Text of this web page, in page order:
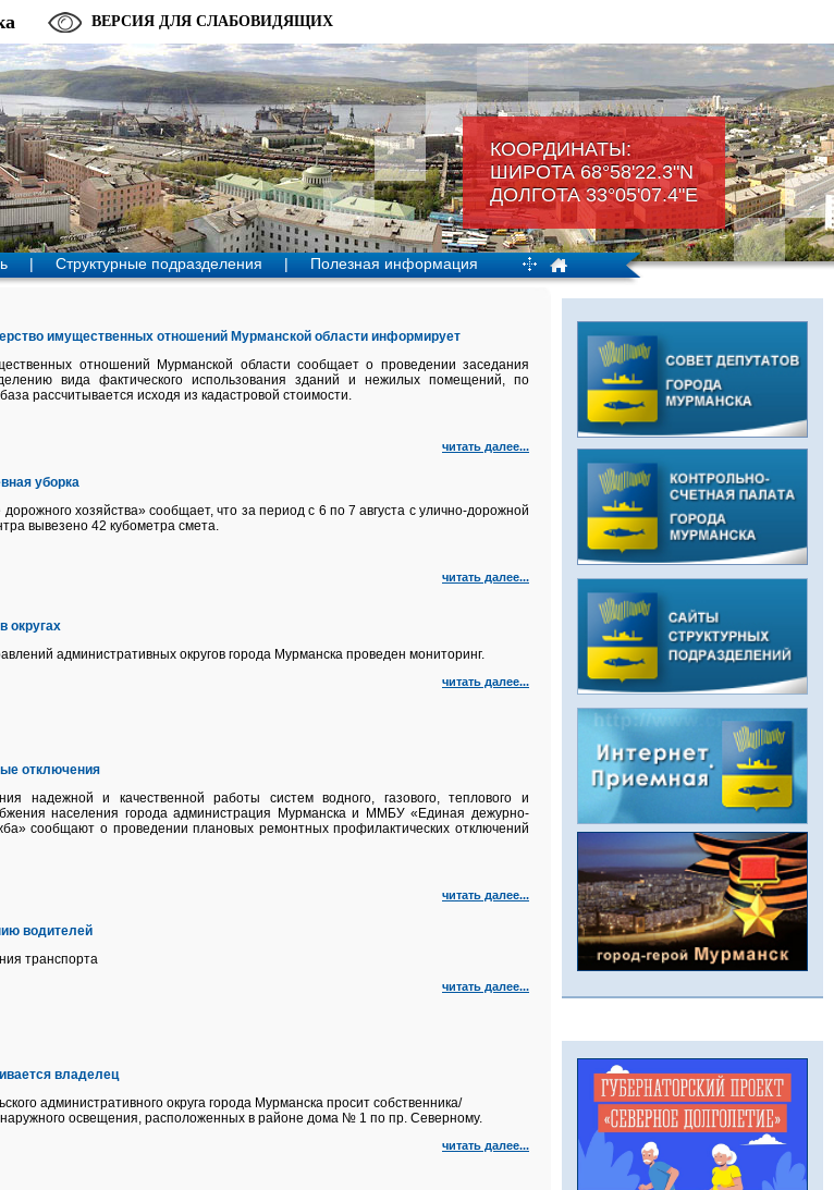
КООРДИНАТЫ:
ШИРОТА 68°58'22.3"N
ДОЛГОТА 33°05'07.4"Е
ВЕРСИЯ ДЛЯ СЛАБОВИДЯЩИХ
| Структурные подразделения | Полезная информация
имущественных отношений Мурманской области информирует
отношений Мурманской области сообщает о проведении заседания
вида фактического использования зданий и нежилых помещений, по
рассчитывается исходя из кадастровой стоимости.
читать далее...
уборка
хозяйства» сообщает, что за период с 6 по 7 августа с улично‑дорожной
вывезено 42 кубометра смета.
читать далее...
округах
административных округов города Мурманска проведен мониторинг.
читать далее...
отключения
надежной и качественной работы систем водного, газового, теплового и
населения города администрация Мурманска и ММБУ «Единая дежурно-
сообщают о проведении плановых ремонтных профилактических отключений
читать далее...
водителей
транспорта
читать далее...
владелец
административного округа города Мурманска просит собственника/
освещения, расположенных в районе дома № 1 по пр. Северному.
читать далее...